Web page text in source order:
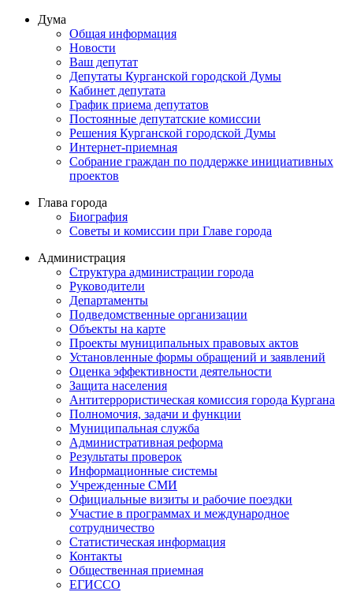
Дума
Общая информация
Новости
Ваш депутат
Депутаты Курганской городской Думы
Кабинет депутата
График приема депутатов
Постоянные депутатские комиссии
Решения Курганской городской Думы
Интернет-приемная
Собрание граждан по поддержке инициативных
проектов
Глава города
Биография
Советы и комиссии при Главе города
Администрация
Структура администрации города
Руководители
Департаменты
Подведомственные организации
Объекты на карте
Проекты муниципальных правовых актов
Установленные формы обращений и заявлений
Оценка эффективности деятельности
Защита населения
Антитеррористическая комиссия города Кургана
Полномочия, задачи и функции
Муниципальная служба
Административная реформа
Результаты проверок
Информационные системы
Учрежденные СМИ
Официальные визиты и рабочие поездки
Участие в программах и международное
сотрудничество
Статистическая информация
Контакты
Общественная приемная
ЕГИССО